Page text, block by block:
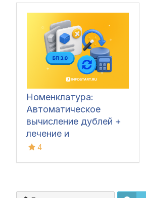
Номенклатура:
Автоматическое
вычисление дублей +
лечение и
переопределение
4